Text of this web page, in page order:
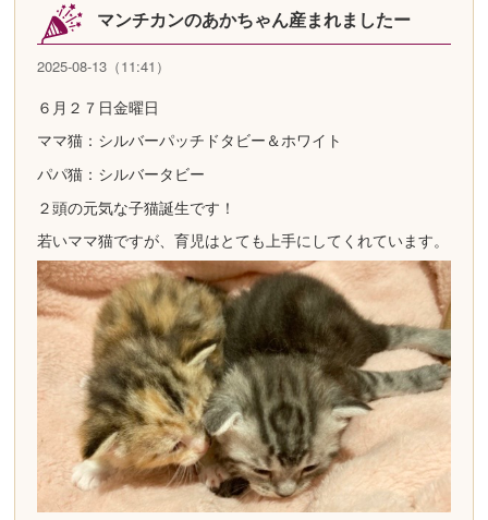
マンチカンのあかちゃん産まれましたー
2025-08-13（11:41）
６月２７日金曜日
ママ猫：シルバーパッチドタビー＆ホワイト
パパ猫：シルバータビー
２頭の元気な子猫誕生です！
若いママ猫ですが、育児はとても上手にしてくれています。